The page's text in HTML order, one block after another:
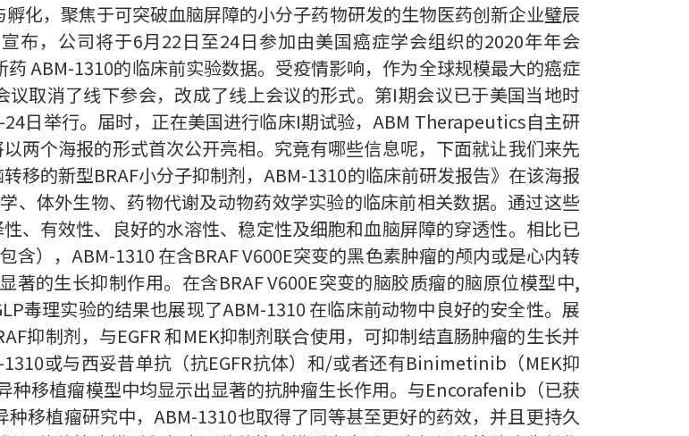
化，聚焦于可突破血脑屏障的小分子药物研发的生物医药创新企业璧辰
布，公司将于6月22日至24日参加由美国癌症学会组织的2020年年会
药 ABM-1310的临床前实验数据。受疫情影响，作为全球规模最大的癌症
取消了线下参会，改成了线上会议的形式。第I期会议已于美国当地时
日举行。届时，正在美国进行临床I期试验，ABM Therapeutics自主研
两个海报的形式首次公开亮相。究竟有哪些信息呢，下面就让我们来先
移的新型BRAF小分子抑制剂，ABM-1310的临床前研发报告》在该海报
、体外生物、药物代谢及动物药效学实验的临床前相关数据。通过这些
、有效性、良好的水溶性、稳定性及细胞和血脑屏障的穿透性。相比已
含），ABM-1310 在含BRAF V600E突变的黑色素肿瘤的颅内或是心内转
的生长抑制作用。在含BRAF V600E突变的脑胶质瘤的脑原位模型中,
毒理实验的结果也展现了ABM-1310 在临床前动物中良好的安全性。展
抑制剂，与EGFR 和MEK抑制剂联合使用，可抑制结直肠肿瘤的生长并
或与西妥昔单抗（抗EGFR抗体）和/或者还有Binimetinib（MEK抑
种移植瘤模型中均显示出显著的抗肿瘤生长作用。与Encorafenib（已获
移植瘤研究中，ABM-1310也取得了同等甚至更好的药效，并且更持久